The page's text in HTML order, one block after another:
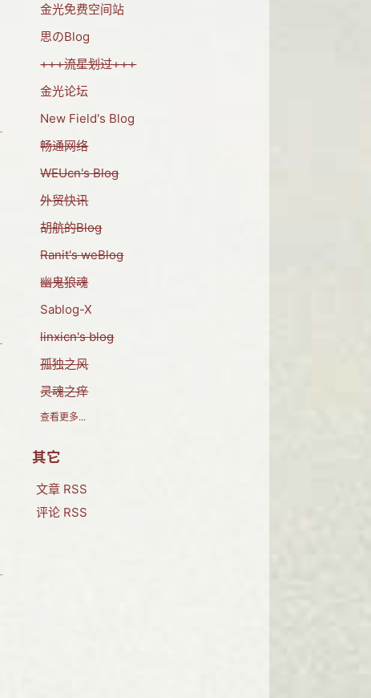
金光免费空间站
思のBlog
+++流星划过+++
金光论坛
New Field's Blog
畅通网络
WEUcn's Blog
外贸快讯
胡航的Blog
Ranit's weBlog
幽鬼狼魂
Sablog-X
linxicn's blog
孤独之风
灵魂之痒
查看更多...
其它
文章 RSS
评论 RSS